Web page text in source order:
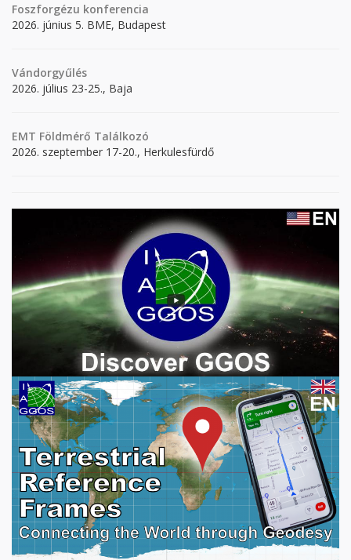
Foszforgézu konferencia
2026. június 5. BME, Budapest
Vándorgyűlés
2026. július 23-25., Baja
EMT Földmérő Találkozó
2026. szeptember 17-20., Herkulesfürdő